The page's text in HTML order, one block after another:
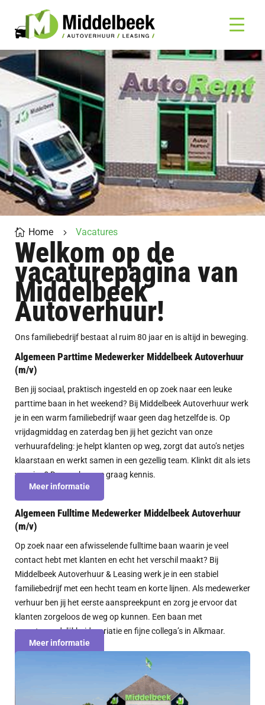
 Home 5 Vacatures
Welkom op de
vacaturepagina van
Middelbeek
Autoverhuur!
Ons familiebedrijf bestaat al ruim 80 jaar en is altijd in beweging.
Algemeen Parttime Medewerker Middelbeek Autoverhuur
(m/v)
Ben jij sociaal, praktisch ingesteld en op zoek naar een leuke
parttime baan in het weekend? Bij Middelbeek Autoverhuur werk
je in een warm familiebedrijf waar geen dag hetzelfde is. Op
vrijdagmiddag en zaterdag ben jij het gezicht van onze
verhuurafdeling: je helpt klanten op weg, zorgt dat auto’s netjes
klaarstaan en werkt samen in een gezellig team. Klinkt dit als iets
voor jou? Dan maken we graag kennis.
Meer informatie
Algemeen Fulltime Medewerker Middelbeek Autoverhuur
(m/v)
Op zoek naar een afwisselende fulltime baan waarin je veel
contact hebt met klanten en echt het verschil maakt? Bij
Middelbeek Autoverhuur & Leasing werk je in een stabiel
familiebedrijf met een hecht team en korte lijnen. Als medewerker
verhuur ben jij het eerste aanspreekpunt en zorg je ervoor dat
klanten zorgeloos de weg op kunnen. Een baan met
verantwoordelijkheid, variatie en fijne collega’s in Alkmaar.
Meer informatie